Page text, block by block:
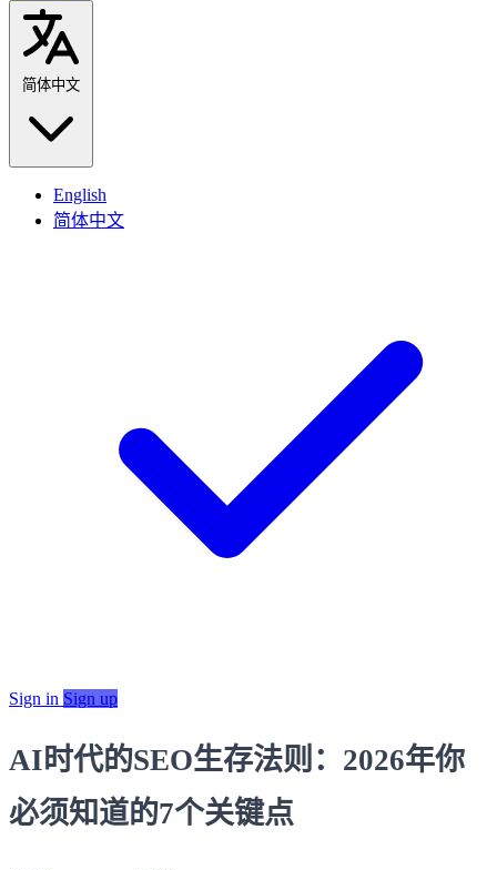
简体中文
English
简体中文
Sign in Sign up
AI时代的SEO生存法则：2026年你
必须知道的7个关键点